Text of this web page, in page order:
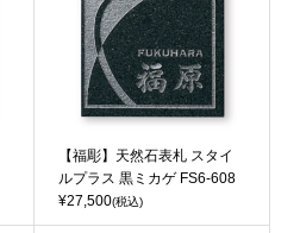
【福彫】天然石表札 スタイ
ルプラス 黒ミカゲ FS6-608
¥27,500(税込)